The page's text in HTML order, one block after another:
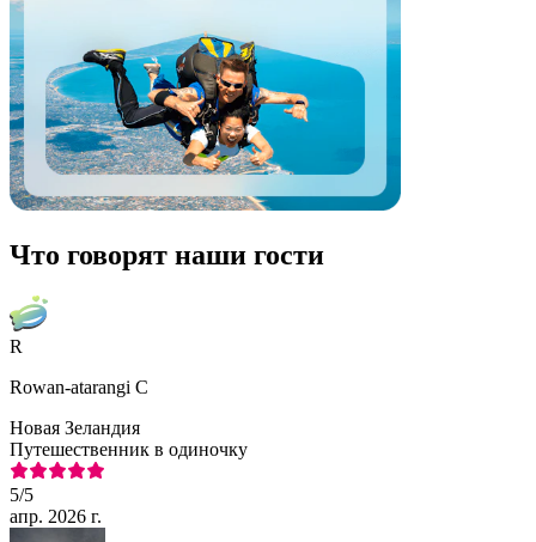
Что говорят наши гости
R
Rowan-atarangi C
Новая Зеландия
Путешественник в одиночку
5/5
апр. 2026 г.